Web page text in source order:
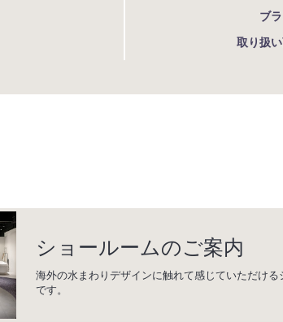
ブ
取り扱
ショールームのご案内
海外の水まわりデザインに触れて感じていただける
です。